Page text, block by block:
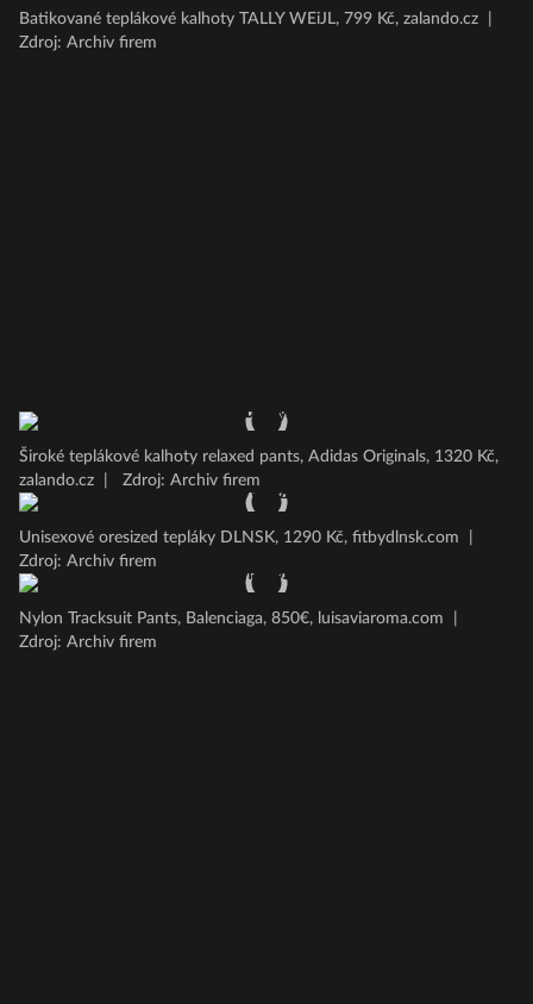
Batikované teplákové kalhoty TALLY WEiJL, 799 Kč, zalando.cz
Zdroj: Archiv firem
Široké teplákové kalhoty relaxed pants, Adidas Originals, 1320 Kč,
zalando.cz
Zdroj: Archiv firem
Unisexové oresized tepláky DLNSK, 1290 Kč, fitbydlnsk.com
Zdroj: Archiv firem
Nylon Tracksuit Pants, Balenciaga, 850€, luisaviaroma.com
Zdroj: Archiv firem